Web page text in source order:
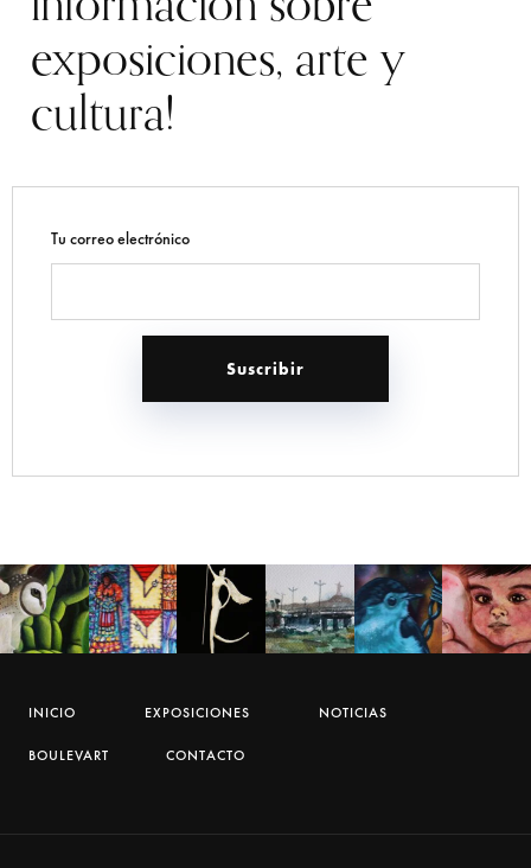
exposiciones, arte y
cultura!
Tu correo electrónico
INICIO EXPOSICIONES NOTICIAS
BOULEVART CONTACTO